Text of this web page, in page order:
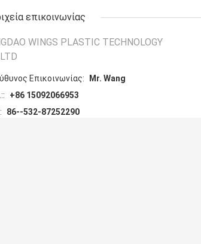
επικοινωνίας
WINGS PLASTIC TECHNOLOGY
Επικοινωνίας:
Mr. Wang
+86 15092066953
86--532-87252290